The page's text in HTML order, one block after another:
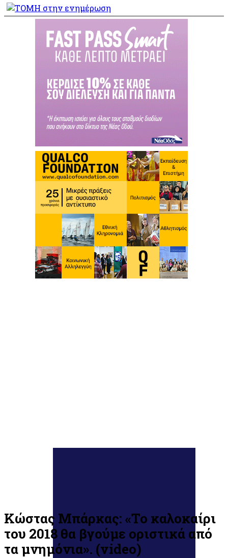
Κώστας Μπάρκας: «Το καλοκαίρι
του 2018 θα βγούμε οριστικά από
τα μνημόνια». (video)